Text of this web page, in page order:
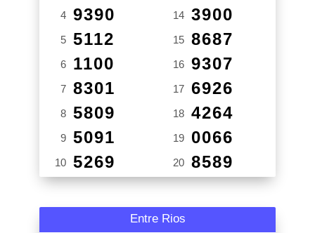
4 9390
5 5112
6 1100
7 8301
8 5809
9 5091
10 5269
14 3900
15 8687
16 9307
17 6926
18 4264
19 0066
20 8589
Entre Rios